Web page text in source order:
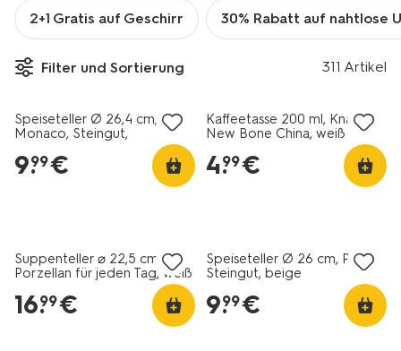
2+1 Gratis auf Geschirr 30% Rabatt auf nahtlose
Filter und Sortierung 311 Artikel
2+1 Gratis
Speiseteller Ø 26,4 cm,
Monaco, Steingut,
9.
99€
Kaffeetasse 200 ml, Knap,
New Bone China, weiß
4.
99€
Suppenteller ⌀ 22,5 cm,
Porzellan für jeden Tag, weiß
16.
99€
Speiseteller Ø 26 cm, Puur,
Steingut, beige
9.
99€